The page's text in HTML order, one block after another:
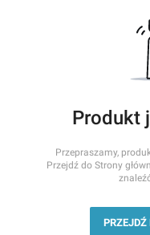
Produkt
Przepraszamy,
Przejdź do Strony
PRZEJDŹ